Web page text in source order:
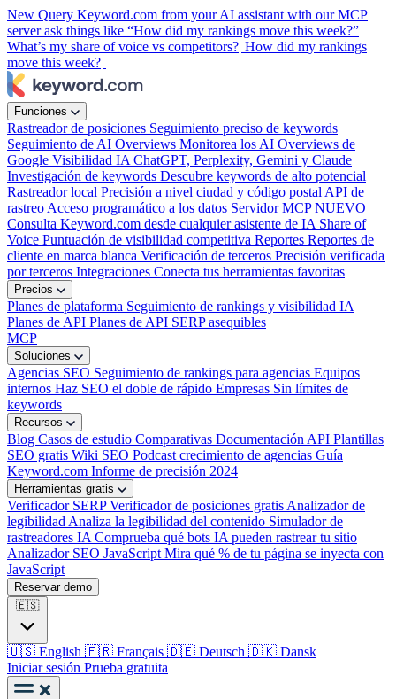
New Query Keyword.com from your AI assistant with our MCP
server ask things like “How did my rankings move this week?”
What’s my share of voice vs competitors?| How did my rankings
move this week?
Funciones
Rastreador de posiciones Seguimiento preciso de keywords
Seguimiento de AI Overviews Monitorea los AI Overviews de
Google Visibilidad IA ChatGPT, Perplexity, Gemini y Claude
Investigación de keywords Descubre keywords de alto potencial
Rastreador local Precisión a nivel ciudad y código postal API de
rastreo Acceso programático a los datos Servidor MCPNUEVO
Consulta Keyword.com desde cualquier asistente de IA Share of
Voice Puntuación de visibilidad competitiva Reportes Reportes de
cliente en marca blanca Verificación de terceros Precisión verificada
por terceros Integraciones Conecta tus herramientas favoritas
Precios
Planes de plataforma Seguimiento de rankings y visibilidad IA
Planes de API Planes de API SERP asequibles
MCP
Soluciones
Agencias SEO Seguimiento de rankings para agencias Equipos
internos Haz SEO el doble de rápido Empresas Sin límites de
keywords
Recursos
Blog Casos de estudio Comparativas Documentación API Plantillas
SEO gratis Wiki SEO Podcast crecimiento de agencias Guía
Keyword.com Informe de precisión 2024
Herramientas gratis
Verificador SERPVerificador de posiciones gratis Analizador de
legibilidad Analiza la legibilidad del contenido Simulador de
rastreadores IA Comprueba qué bots IA pueden rastrear tu sitio
Analizador SEO JavaScript Mira qué % de tu página se inyecta con
JavaScript
Reservar demo
🇪🇸
🇺🇸 English 🇫🇷 Français 🇩🇪 Deutsch 🇩🇰 Dansk
Iniciar sesión Prueba gratuita